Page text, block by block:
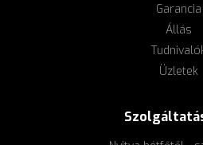
Garancia
Állás
Üzletek